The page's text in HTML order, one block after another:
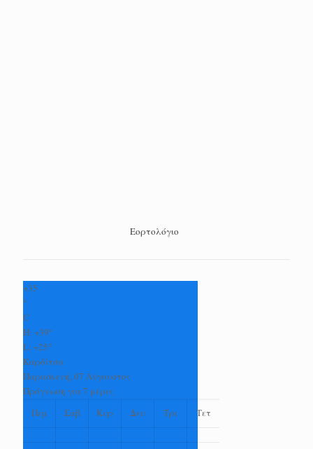
Εορτολόγιο
+35
°
C
H: +39°
L: +25°
Καρδίτσα
Παρασκευή, 07 Αύγουστος
Πρόγνωση για 7 μέρες
Πεμ
Σαβ Κυρ Δευ Τρι Τετ